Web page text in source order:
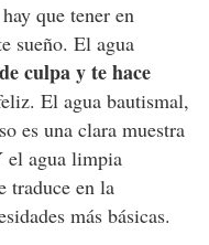
que tener en
sueño. El agua
culpa y te hace
El agua bautismal,
es una clara muestra
el agua limpia
traduce en la
más básicas.